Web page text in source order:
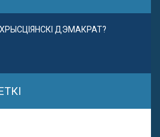
ДЭМАКРАТ?